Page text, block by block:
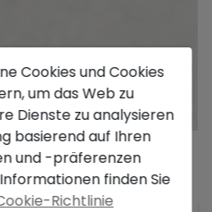
Cookies und Cookies
um das Web zu
Dienste zu analysieren
basierend auf Ihren
und -präferenzen
finden Sie
Richtlinie